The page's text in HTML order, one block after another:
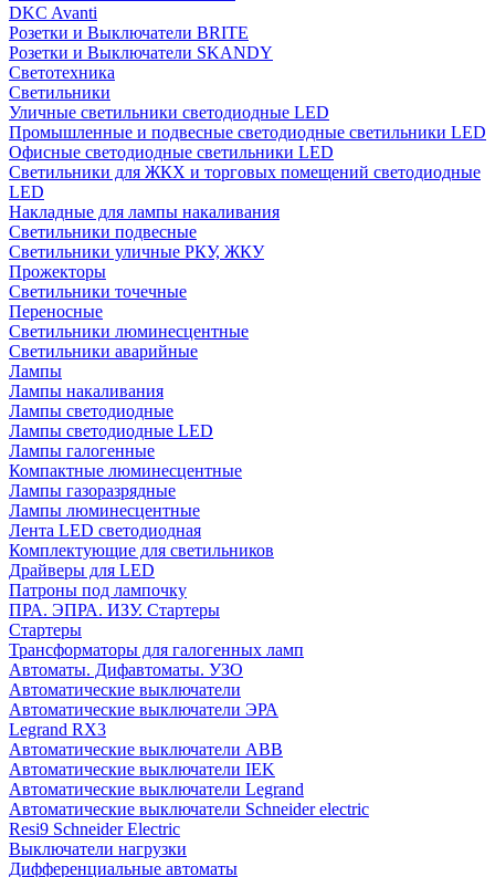
DKC Avanti
Розетки и Выключатели BRITE
Розетки и Выключатели SKANDY
Светотехника
Светильники
Уличные светильники светодиодные LED
Промышленные и подвесные светодиодные светильники LED
Офисные светодиодные светильники LED
Светильники для ЖКХ и торговых помещений светодиодные
LED
Накладные для лампы накаливания
Светильники подвесные
Светильники уличные РКУ, ЖКУ
Прожекторы
Cветильники точечные
Переносные
Светильники люминесцентные
Светильники аварийные
Лампы
Лампы накаливания
Лампы светодиодные
Лампы светодиодные LED
Лампы галогенные
Компактные люминесцентные
Лампы газоразрядные
Лампы люминесцентные
Лента LED светодиодная
Комплектующие для светильников
Драйверы для LED
Патроны под лампочку
ПРА. ЭПРА. ИЗУ. Стартеры
Стартеры
Трансформаторы для галогенных ламп
Автоматы. Дифавтоматы. УЗО
Автоматические выключатели
Автоматические выключатели ЭРА
Legrand RX3
Автоматические выключатели ABB
Автоматические выключатели IEK
Автоматические выключатели Legrand
Автоматические выключатели Schneider electric
Resi9 Schneider Electric
Выключатели нагрузки
Дифференциальные автоматы